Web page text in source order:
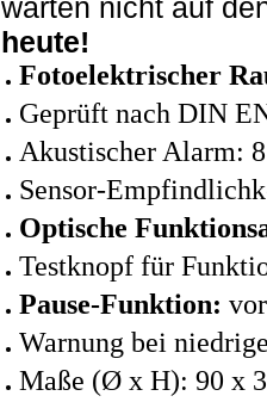
warten nicht auf
heute!
Fotoelektrischer
Geprüft nach DIN
Akustischer Alarm:
Sensor-
Optische
Testknopf für
Pause-Funktion:
Warnung bei
Maße (Ø x H): 90 x